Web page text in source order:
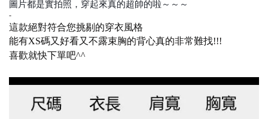
圖片都是實拍照，穿起來真的超帥的啦～～～
-
這款絕對符合您挑剔的穿衣風格
能有XS碼又好看又不露束胸的背心真的非常難找!!!
喜歡就快下單吧^^